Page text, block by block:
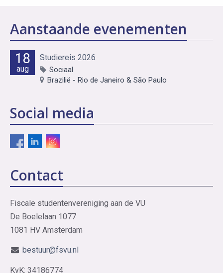
Aanstaande evenementen
18
aug
Studiereis 2026
Sociaal
Brazilië - Rio de Janeiro & São Paulo
Social media
Contact
Fiscale studentenvereniging aan de VU
De Boelelaan 1077
1081 HV Amsterdam
bestuur@fsvu.nl
KvK: 34186774